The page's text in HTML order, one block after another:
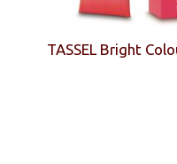
TASSEL Bright